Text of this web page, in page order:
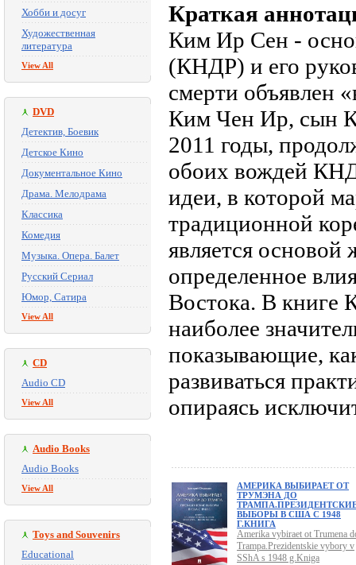
Хобби и досуг
Художественная
литература
View All
DVD
Детектив, Боевик
Детское Кино
Документальное Кино
Драма. Мелодрама
Классика
Комедия
Музыка. Опера. Балет
Русский Сериал
Юмор, Сатира
View All
CD
Audio CD
View All
Audio Books
Audio Books
View All
Toys and Souvenirs
Educational
Краткая
Ким Ир Сен -
(КНДР) и его
смерти объявлен
Ким Чен Ир, сын
2011 годы,
обоих вождей
идеи, в которой
традиционной
является
определенное
Востока. В
наиболее
показывающие,
развиваться
опираясь
АМЕРИКА ВЫБИРАЕТ ОТ
ТРУМЭНА ДО
ВЫБОРЫ В США С 1948
Г.КНИГА
Amerika vybiraet ot Trumena
Trampa.Prezidentskie vybory v
SShA s 1948 g.Kniga